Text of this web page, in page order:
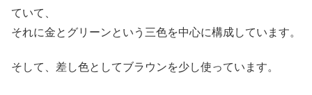
ていて、
それに金とグリーンという三色を中心に構成しています。
そして、差し色としてブラウンを少し使っています。